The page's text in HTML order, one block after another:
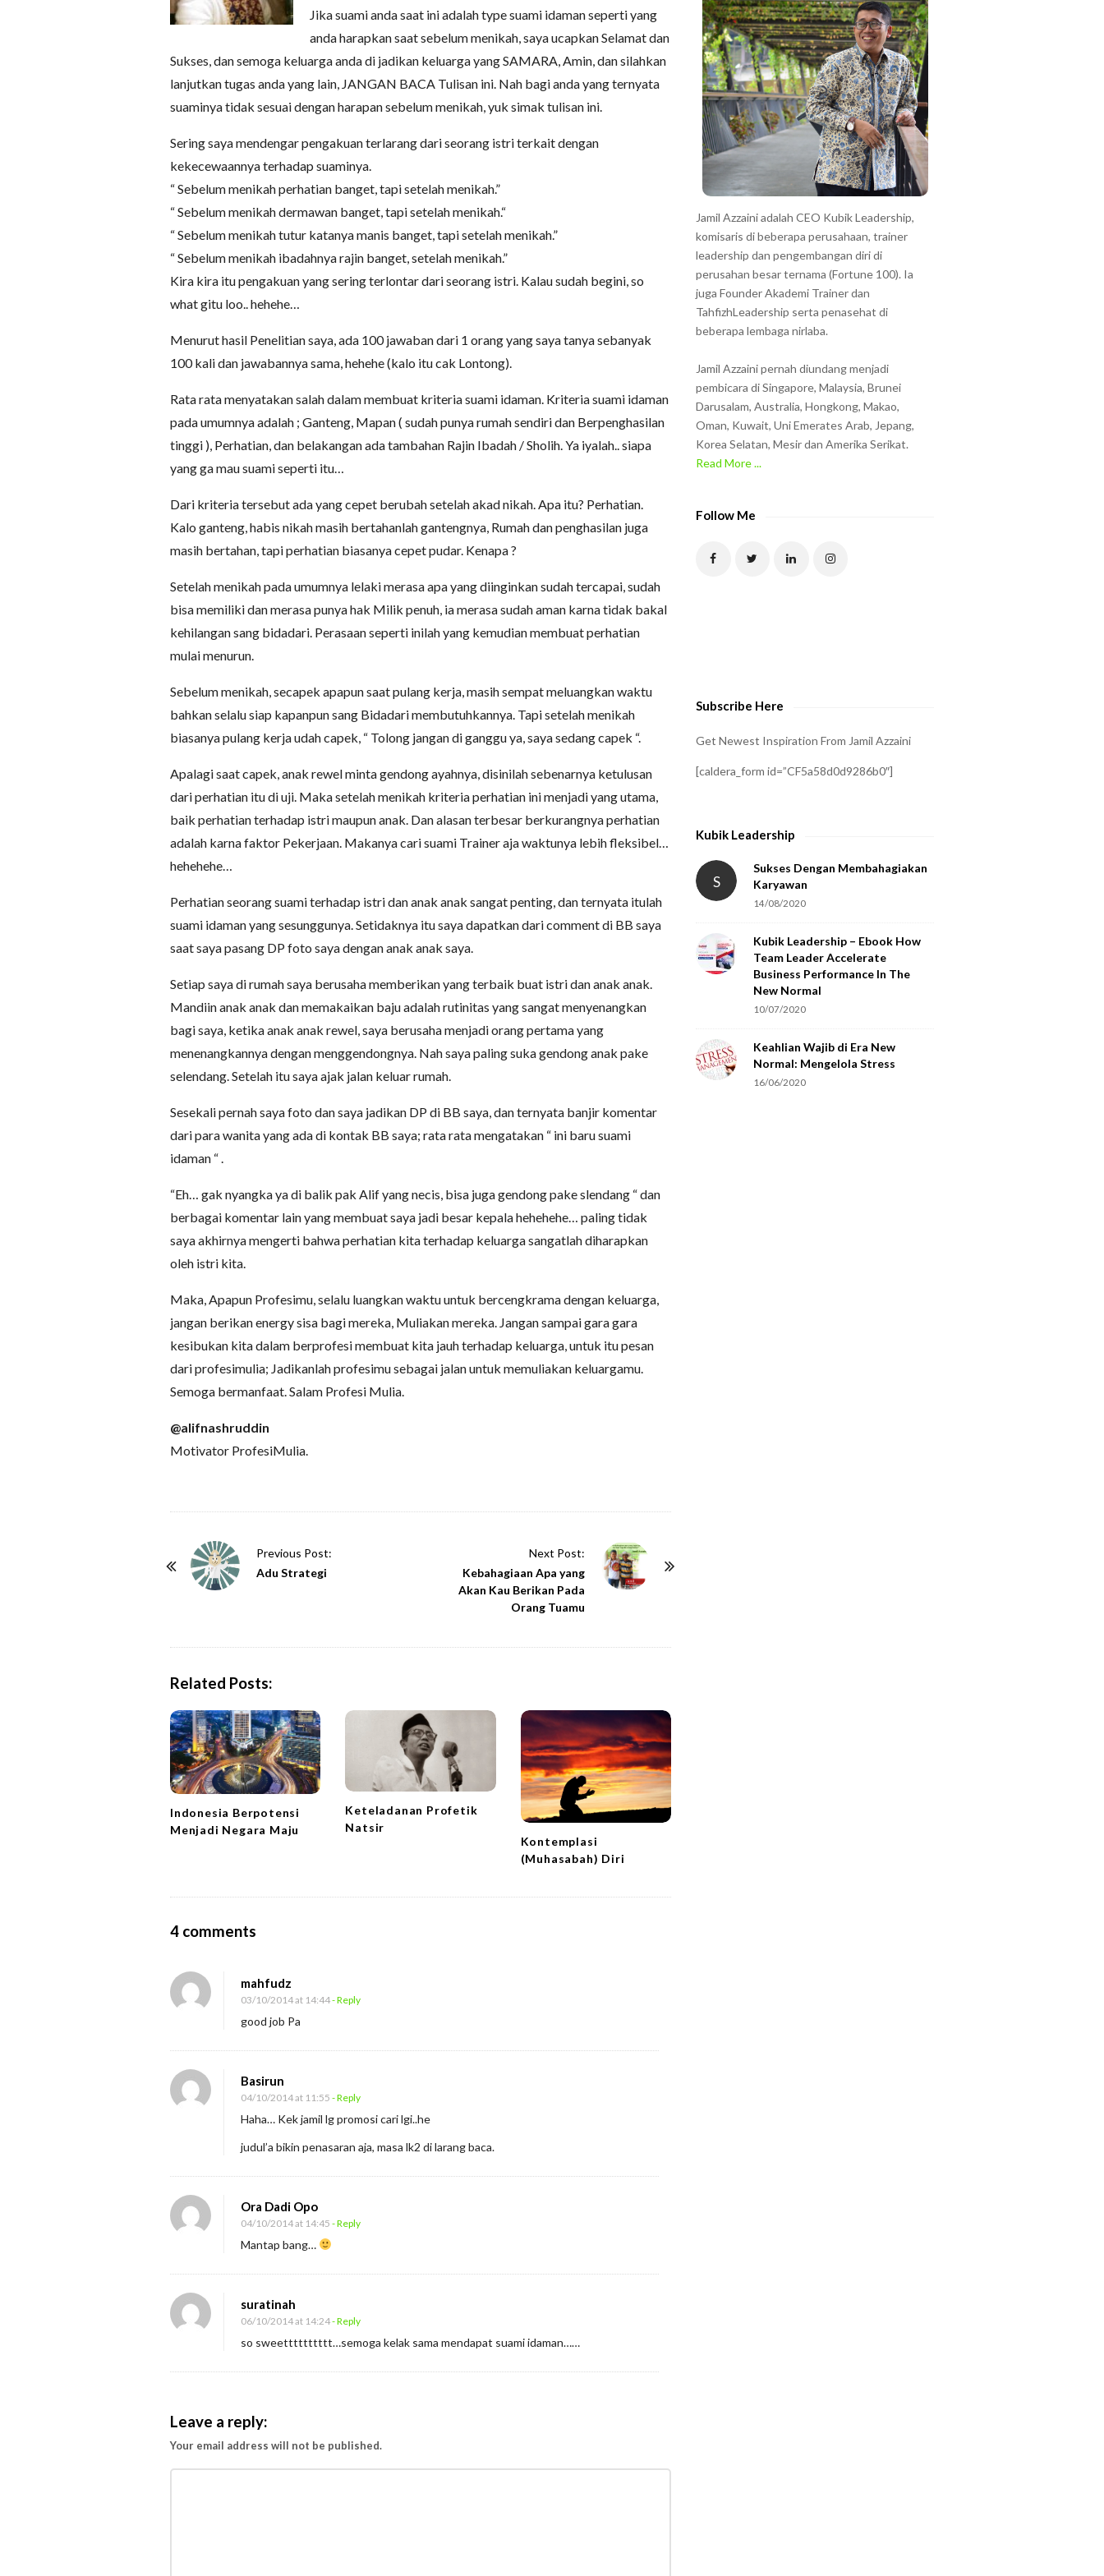
Jika suami anda saat ini adalah type suami idaman seperti yang
anda harapkan saat sebelum menikah, saya ucapkan Selamat dan
Sukses, dan semoga keluarga anda di jadikan keluarga yang SAMARA, Amin, dan silahkan
lanjutkan tugas anda yang lain, JANGAN BACA Tulisan ini. Nah bagi anda yang ternyata
suaminya tidak sesuai dengan harapan sebelum menikah, yuk simak tulisan ini.
Sering saya mendengar pengakuan terlarang dari seorang istri terkait dengan
kekecewaannya terhadap suaminya.
“ Sebelum menikah perhatian banget, tapi setelah menikah.”
“ Sebelum menikah dermawan banget, tapi setelah menikah.“
“ Sebelum menikah tutur katanya manis banget, tapi setelah menikah.”
“ Sebelum menikah ibadahnya rajin banget, setelah menikah.”
Kira kira itu pengakuan yang sering terlontar dari seorang istri. Kalau sudah begini, so
what gitu loo.. hehehe…
Menurut hasil Penelitian saya, ada 100 jawaban dari 1 orang yang saya tanya sebanyak
100 kali dan jawabannya sama, hehehe (kalo itu cak Lontong).
Rata rata menyatakan salah dalam membuat kriteria suami idaman. Kriteria suami idaman
pada umumnya adalah ; Ganteng, Mapan ( sudah punya rumah sendiri dan Berpenghasilan
tinggi ), Perhatian, dan belakangan ada tambahan Rajin Ibadah / Sholih. Ya iyalah.. siapa
yang ga mau suami seperti itu…
Dari kriteria tersebut ada yang cepet berubah setelah akad nikah. Apa itu? Perhatian.
Kalo ganteng, habis nikah masih bertahanlah gantengnya, Rumah dan penghasilan juga
masih bertahan, tapi perhatian biasanya cepet pudar. Kenapa ?
Setelah menikah pada umumnya lelaki merasa apa yang diinginkan sudah tercapai, sudah
bisa memiliki dan merasa punya hak Milik penuh, ia merasa sudah aman karna tidak bakal
kehilangan sang bidadari. Perasaan seperti inilah yang kemudian membuat perhatian
mulai menurun.
Sebelum menikah, secapek apapun saat pulang kerja, masih sempat meluangkan waktu
bahkan selalu siap kapanpun sang Bidadari membutuhkannya. Tapi setelah menikah
biasanya pulang kerja udah capek, “ Tolong jangan di ganggu ya, saya sedang capek “.
Apalagi saat capek, anak rewel minta gendong ayahnya, disinilah sebenarnya ketulusan
dari perhatian itu di uji. Maka setelah menikah kriteria perhatian ini menjadi yang utama,
baik perhatian terhadap istri maupun anak. Dan alasan terbesar berkurangnya perhatian
adalah karna faktor Pekerjaan. Makanya cari suami Trainer aja waktunya lebih fleksibel…
hehehehe…
Perhatian seorang suami terhadap istri dan anak anak sangat penting, dan ternyata itulah
suami idaman yang sesunggunya. Setidaknya itu saya dapatkan dari comment di BB saya
saat saya pasang DP foto saya dengan anak anak saya.
Setiap saya di rumah saya berusaha memberikan yang terbaik buat istri dan anak anak.
Mandiin anak anak dan memakaikan baju adalah rutinitas yang sangat menyenangkan
bagi saya, ketika anak anak rewel, saya berusaha menjadi orang pertama yang
menenangkannya dengan menggendongnya. Nah saya paling suka gendong anak pake
selendang. Setelah itu saya ajak jalan keluar rumah.
Sesekali pernah saya foto dan saya jadikan DP di BB saya, dan ternyata banjir komentar
dari para wanita yang ada di kontak BB saya; rata rata mengatakan “ ini baru suami
idaman “ .
“Eh… gak nyangka ya di balik pak Alif yang necis, bisa juga gendong pake slendang “ dan
berbagai komentar lain yang membuat saya jadi besar kepala hehehehe… paling tidak
saya akhirnya mengerti bahwa perhatian kita terhadap keluarga sangatlah diharapkan
oleh istri kita.
Maka, Apapun Profesimu, selalu luangkan waktu untuk bercengkrama dengan keluarga,
jangan berikan energy sisa bagi mereka, Muliakan mereka. Jangan sampai gara gara
kesibukan kita dalam berprofesi membuat kita jauh terhadap keluarga, untuk itu pesan
dari profesimulia; Jadikanlah profesimu sebagai jalan untuk memuliakan keluargamu.
Semoga bermanfaat. Salam Profesi Mulia.
@alifnashruddin
Motivator ProfesiMulia.
Previous Post:
Adu Strategi
Next Post:
Kebahagiaan Apa yang
Akan Kau Berikan Pada
Orang Tuamu
Related Posts:
Indonesia Berpotensi
Menjadi Negara Maju
Keteladanan Profetik
Natsir
Kontemplasi
(Muhasabah) Diri
4 comments
S
u
a
I
m
a
(
L
a
k
i
D
l
a
mahfudz
03/10/2014 at 14:44- Reply
good job Pa
Basirun
04/10/2014 at 11:55 - Reply
Haha… Kek jamil lg promosi cari lgi..he
judul’a bikin penasaran aja, masa lk2 di larang baca.
Ora Dadi Opo
04/10/2014 at 14:45 - Reply
Mantap bang…
suratinah
06/10/2014 at 14:24- Reply
so sweetttttttttt…semoga kelak sama mendapat suami idaman……
Leave a reply:
Your email address will not be published.
Jamil Azzaini adalah CEO Kubik Leadership,
komisaris di beberapa perusahaan, trainer
leadership dan pengembangan diri di
perusahan besar ternama (Fortune 100). Ia
juga Founder Akademi Trainer dan
TahfizhLeadership serta penasehat di
beberapa lembaga nirlaba.
Jamil Azzaini pernah diundang menjadi
pembicara di Singapore, Malaysia, Brunei
Darusalam, Australia, Hongkong, Makao,
Oman, Kuwait, Uni Emerates Arab, Jepang,
Korea Selatan, Mesir dan Amerika Serikat.
Read More ...
Follow Me
Subscribe Here
Get Newest Inspiration From Jamil Azzaini
[caldera_form id=”CF5a58d0d9286b0″]
Kubik Leadership
S
Sukses Dengan Membahagiakan
Karyawan
14/08/2020
Kubik Leadership – Ebook How
Team Leader Accelerate
Business Performance In The
New Normal
10/07/2020
Keahlian Wajib di Era New
Normal: Mengelola Stress
16/06/2020